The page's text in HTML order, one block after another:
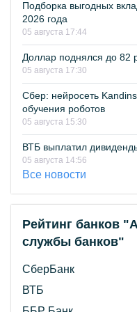
Подборка выгодных
2026 года
05 августа 17:44
Доллар поднялся до 82
05 августа 17:30
Сбер: нейросеть
обучения роботов
05 августа 15:30
ВТБ выплатил
05 августа 14:56
Все новости
Рейтинг банков
службы банков"
СберБанк
ВТБ